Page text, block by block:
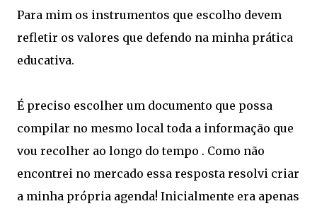
Para mim os instrumentos que escolho devem
refletir os valores que defendo na minha prática
educativa.
É preciso escolher um documento que possa
compilar no mesmo local toda a informação que
vou recolher ao longo do tempo . Como não
encontrei no mercado essa resposta resolvi criar
a minha própria agenda! Inicialmente era apenas